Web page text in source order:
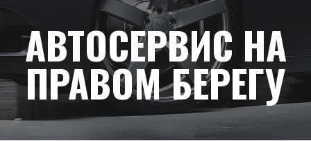
АВТОСЕРВИС НА
ПРАВОМ БЕРЕГУ